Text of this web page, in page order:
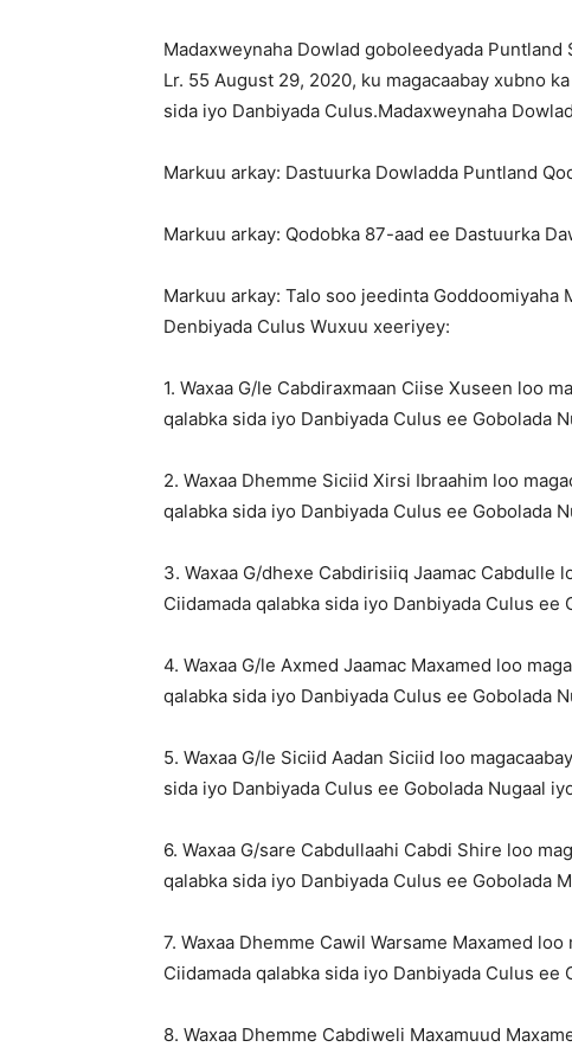
Madaxweynaha Dowlad goboleedyada
Lr. 55 August 29, 2020, ku magacaabay xubno
sida iyo Danbiyada Culus.Madaxweynaha
Markuu arkay: Dastuurka Dowladda Puntland
Markuu arkay: Qodobka 87-aad ee Dastuurka
Markuu arkay: Talo soo jeedinta Goddoomiyaha
Denbiyada Culus Wuxuu xeeriyey:
1. Waxaa G/le Cabdiraxmaan Ciise Xuseen loo
qalabka sida iyo Danbiyada Culus ee Gobolada
2. Waxaa Dhemme Siciid Xirsi Ibraahim loo
qalabka sida iyo Danbiyada Culus ee Gobolada
3. Waxaa G/dhexe Cabdirisiiq Jaamac Cabdulle
Ciidamada qalabka sida iyo Danbiyada Culus ee
4. Waxaa G/le Axmed Jaamac Maxamed loo
qalabka sida iyo Danbiyada Culus ee Gobolada
5. Waxaa G/le Siciid Aadan Siciid loo
sida iyo Danbiyada Culus ee Gobolada Nugaal
6. Waxaa G/sare Cabdullaahi Cabdi Shire loo
qalabka sida iyo Danbiyada Culus ee Gobolada
7. Waxaa Dhemme Cawil Warsame Maxamed
Ciidamada qalabka sida iyo Danbiyada Culus ee
8. Waxaa Dhemme Cabdiweli Maxamuud